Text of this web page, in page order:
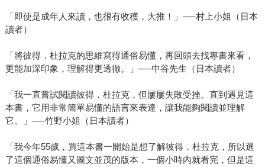
「即使是成年人來讀，也很有收穫，大推！」──村上小姐（日本
讀者）
「將彼得．杜拉克的思維寫得通俗易懂，再回頭去找專書來看，
更能加深印象，理解得更透徹。」──中谷先生（日本讀者）
「我一直嘗試閱讀彼得．杜拉克，但屢屢失敗受挫。直到遇見這
本書，它用非常簡單易懂的語言來表達，讓我能夠閱讀並理解
它。」──竹野小姐（日本讀者）
「我今年55歲，買這本書一開始是想了解彼得．杜拉克，所以選
了這個通俗易懂又圖文並茂的版本，一個小時內就看完，但是這